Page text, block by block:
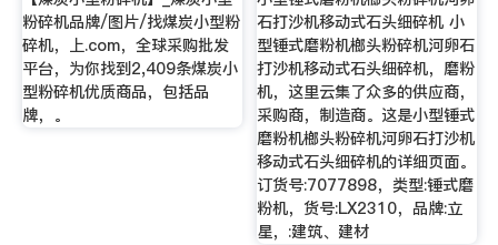
粉碎机品牌/图片/找煤炭小型粉
碎机，上.com，全球采购批发
平台，为你找到2,409条煤炭小
型粉碎机优质商品，包括品
牌，。
石打沙机移动式石头细碎机 小
型锤式磨粉机榔头粉碎机河卵石
打沙机移动式石头细碎机，磨粉
机，这里云集了众多的供应商，
采购商，制造商。这是小型锤式
磨粉机榔头粉碎机河卵石打沙机
移动式石头细碎机的详细页面。
订货号:7077898，类型:锤式磨
粉机，货号:LX2310，品牌:立
星，:建筑、建材